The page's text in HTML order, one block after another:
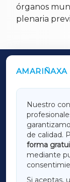
órganos
plenaria
AMARIÑAXA
Nuestro
de calidad.
forma
mediante
Si aceptas,
OUTROS